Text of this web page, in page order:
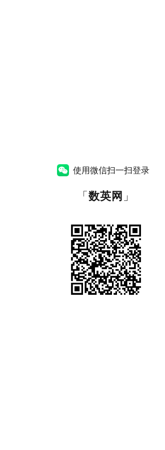
使用微信扫一扫登录
「数英网 」